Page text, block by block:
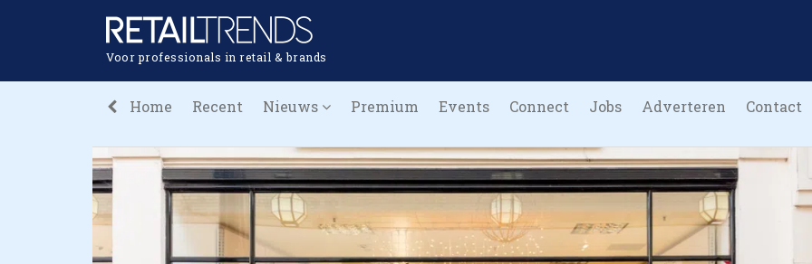
Voor professionals in retail & brands
Home Recent Nieuws Premium Events Connect Jobs Adverteren Contact